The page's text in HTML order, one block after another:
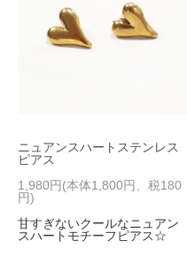
ニュアンスハートステンレス
ピアス
1,980円(本体1,800円、税180
円)
甘すぎないクールなニュアン
スハートモチーフピアス☆